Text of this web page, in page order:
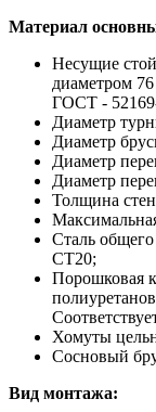
Материал
Несущие
диаметром
ГОСТ -
Диаметр
Диаметр
Диаметр
Диаметр
Толщина
Сталь
СТ20;
Порошковая
Хомуты
Сосновый
Вид монтажа: